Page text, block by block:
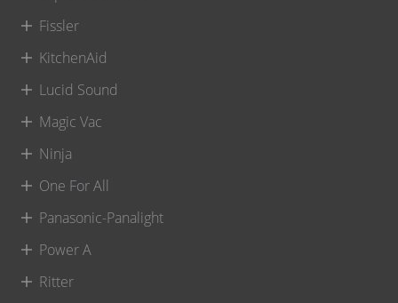
Fissler
KitchenAid
Lucid Sound
Magic Vac
Ninja
One For All
Panasonic-Panalight
Power A
Ritter